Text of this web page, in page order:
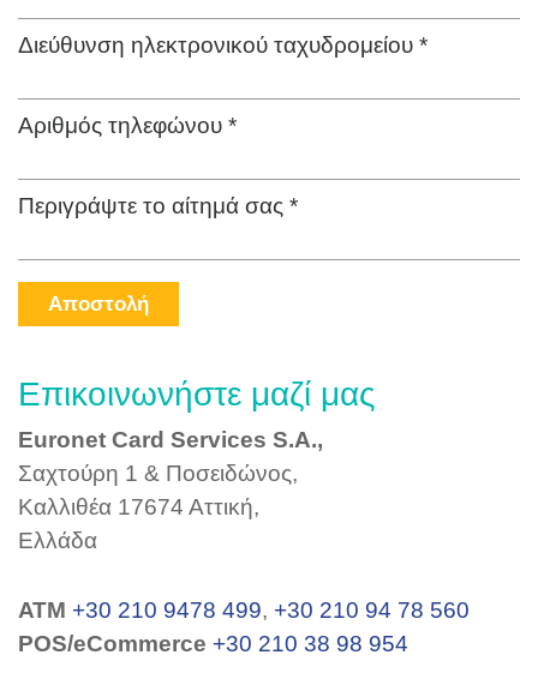
Διεύθυνση ηλεκτρονικού ταχυδρομείου *
Αριθμός τηλεφώνου *
Περιγράψτε το αίτημά σας *
Αποστολή
Επικοινωνήστε μαζί μας
Euronet Card Services S.A.,
Σαχτούρη 1 & Ποσειδώνος,
Καλλιθέα 17674 Αττική,
Ελλάδα
ΑΤΜ +30 210 9478 499, +30 210 94 78 560
POS/eCommerce +30 210 38 98 954